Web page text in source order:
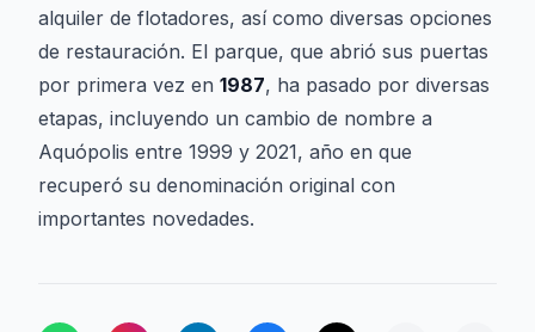
alquiler de flotadores, así como diversas opciones
de restauración. El parque, que abrió sus puertas
por primera vez en 1987, ha pasado por diversas
etapas, incluyendo un cambio de nombre a
Aquópolis entre 1999 y 2021, año en que
recuperó su denominación original con
importantes novedades.